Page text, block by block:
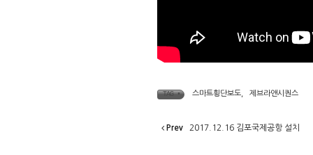
TAG • 스마트횡단보도 제브라앤시퀀스
Prev 2017.12.16 김포국제공항 설치